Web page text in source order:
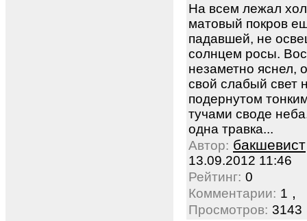
На всем лежал
матовый покров
падавшей, не
солнцем росы.
незаметно яснел,
свой слабый свет
подернутом
тучами своде
одна травка...
Автор: бакшевист
13.09.2012 11:46
Рейтинг: 0
Комментарии: 1 ,
Просмотров: 3143